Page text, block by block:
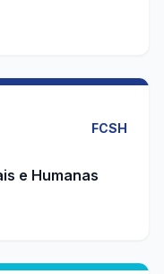
FCSH
e Humanas